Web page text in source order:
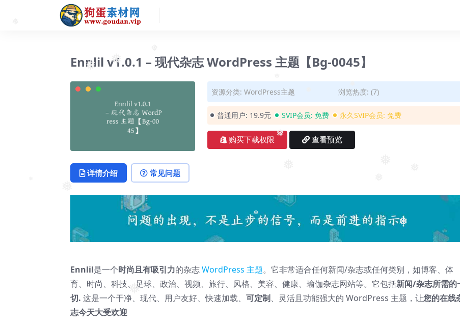
❅
❅
❅
❅
❅
❅ ❅
Ennlil v1.0.1 – 现代杂志 WordPress 主题【Bg-0045】
资源分类: WordPress主题 浏览热度: (7)
普通用户: 19.9元 SVIP会员: 免费 永久SVIP会员: 免费
购买下载权限 查看预览
详情介绍 常见问题
Ennlil是一个时尚且有吸引力的杂志WordPress 主题。它非常适合任何新闻/杂志或任何类别，如博客、体
育、时尚、科技、足球、政治、视频、旅行、风格、美容、健康、瑜伽杂志网站等。它包括新闻/杂志所需的
切. 这是一个干净、现代、用户友好、快速加载、 可定制、灵活且功能强大的 WordPress 主题，让您的在线
志今天大受欢迎